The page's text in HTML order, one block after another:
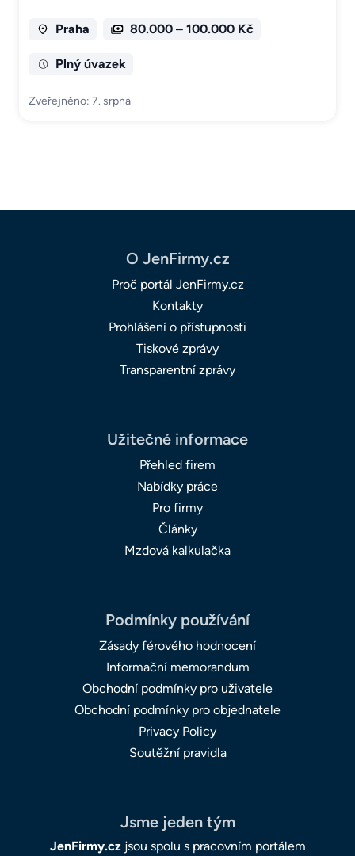
Praha 80.000 – 100.000 Kč
Plný úvazek
Zveřejněno: 7. srpna
O JenFirmy.cz
Proč portál JenFirmy.cz
Kontakty
Prohlášení o přístupnosti
Tiskové zprávy
Transparentní zprávy
Užitečné informace
Přehled firem
Nabídky práce
Pro firmy
Články
Mzdová kalkulačka
Podmínky používání
Zásady férového hodnocení
Informační memorandum
Obchodní podmínky pro uživatele
Obchodní podmínky pro objednatele
Privacy Policy
Soutěžní pravidla
Jsme jeden tým
JenFirmy.czjsou spolu s pracovním portálem